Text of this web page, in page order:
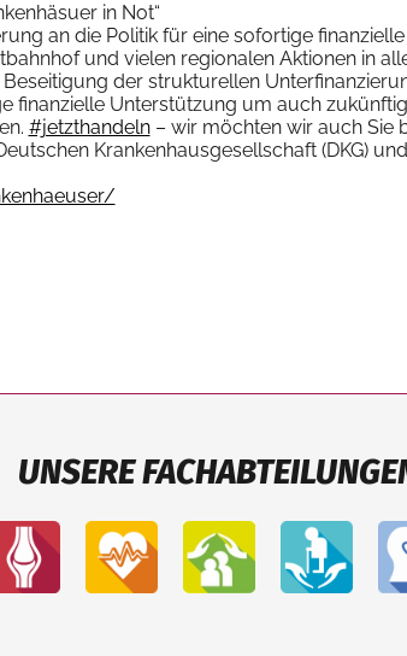
in Not“
an die Politik für eine sofortige
und vielen regionalen Aktionen in
der strukturellen
finanzielle Unterstützung um auch
#jetzthandeln– wir möchten wir auch Sie
Krankenhausgesellschaft (DKG)
UNSERE